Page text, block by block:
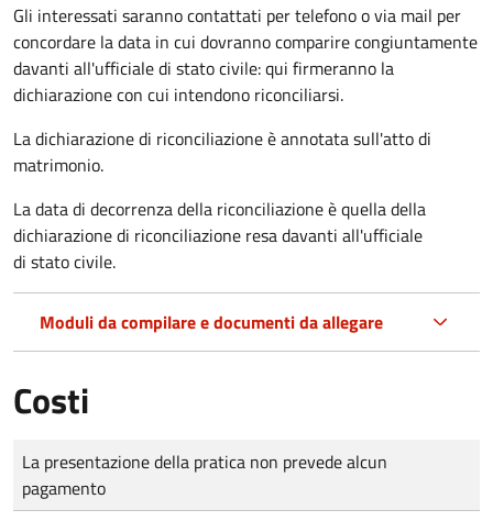
Gli interessati saranno contattati per telefono o via mail per
concordare la data in cui dovranno comparire congiuntamente
davanti all'ufficiale di stato civile: qui firmeranno la
dichiarazione con cui intendono riconciliarsi.
La dichiarazione di riconciliazione è annotata sull'atto di
matrimonio.
La data di decorrenza della riconciliazione è quella della
dichiarazione di riconciliazione resa davanti all'ufficiale
di stato civile.
Moduli da compilare e documenti da allegare
Costi
Tipo di pagamento
Importo
La presentazione della pratica non prevede alcun
pagamento